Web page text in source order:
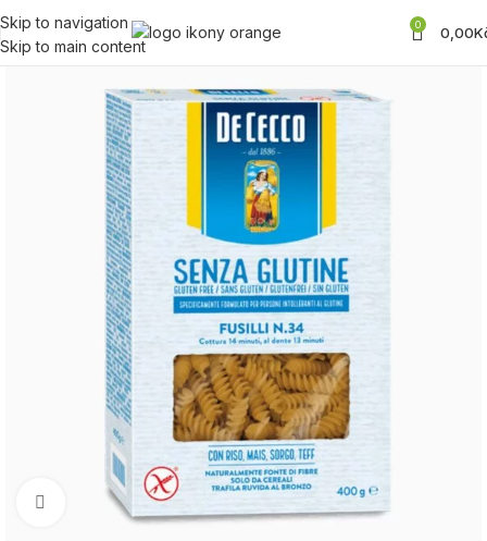
Skip to navigation
Skip to main content
0 0,00
Zobrazit produktovou fotku